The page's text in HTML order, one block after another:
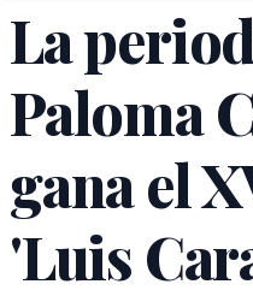
La
Paloma
gana el
'Luis